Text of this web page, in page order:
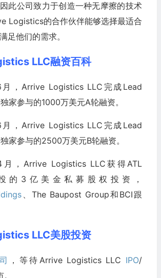
此公司致力于创造一种无摩擦的技术
Logistics的合作伙伴能够选择最适合
足他们的需求。
LLC融资百科
，Arrive Logistics LLC完成Lead
家参与的1000万美元A轮融资。
，Arrive Logistics LLC完成Lead
家参与的2500万美元B轮融资。
月，Arrive Logistics LLC获得ATL
的3亿美金私募股权投资，
、The Baupost Group和BCI跟
LLC美股投资
，等待Arrive Logistics LLC IPO/